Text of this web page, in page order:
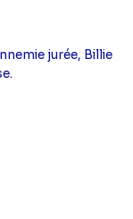
jurée, Billie